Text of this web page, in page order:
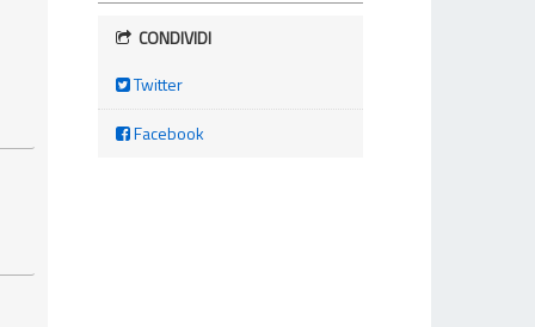
CONDIVIDI
Twitter
Facebook